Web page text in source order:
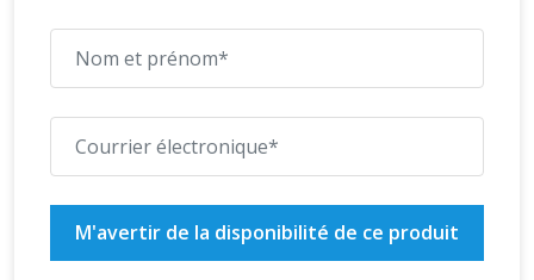
M'avertir de la disponibilité de ce produit